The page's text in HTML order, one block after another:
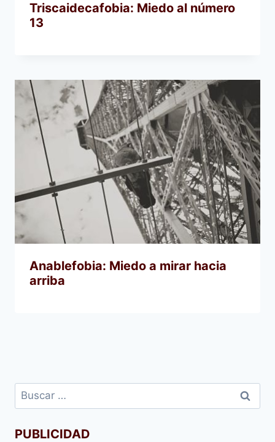
Triscaidecafobia: Miedo al número
13
Anablefobia: Miedo a mirar hacia
arriba
Buscar:
PUBLICIDAD